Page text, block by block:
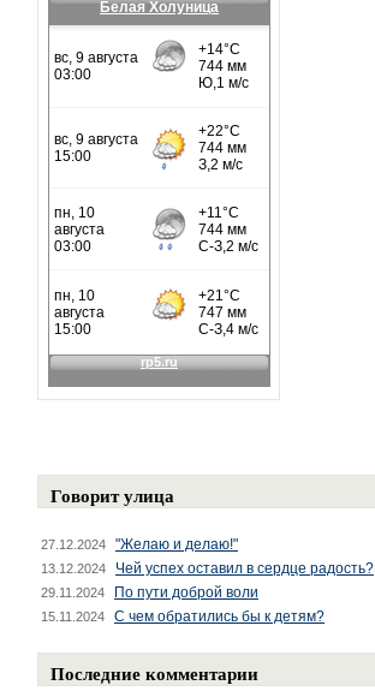
Белая Холуница
Говорит улица
27.12.2024 "Желаю и делаю!"
13.12.2024 Чей успех оставил в сердце радость?
29.11.2024 По пути доброй воли
15.11.2024 С чем обратились бы к детям?
Последние комментарии